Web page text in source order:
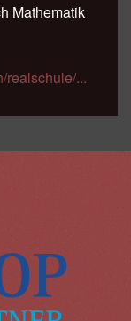
Mathematik
realschule/...